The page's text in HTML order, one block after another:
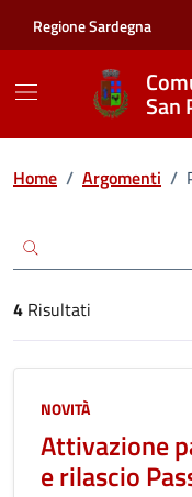
Regione Sardegna
San
Ricerca
Home / Argomenti /
risultati di
4 Risultati
NOVITÀ
Attivazione
e rilascio